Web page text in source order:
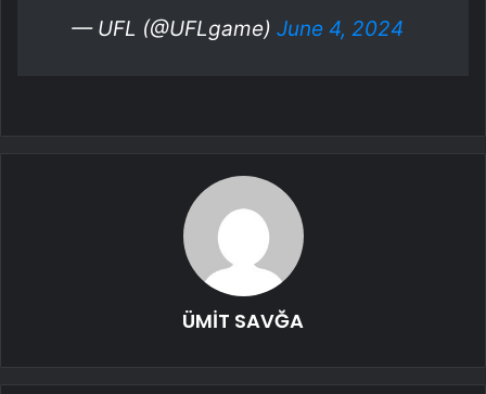
— UFL (@UFLgame) June 4, 2024
ÜMİT SAVĞA